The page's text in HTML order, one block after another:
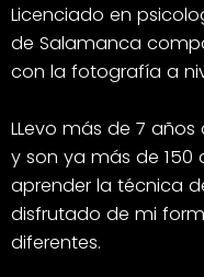
Licenciado en
de Salamanca
con la fotografía a
LLevo más de 7
y son ya más de 150
aprender la técnica
disfrutado de mi
diferentes.